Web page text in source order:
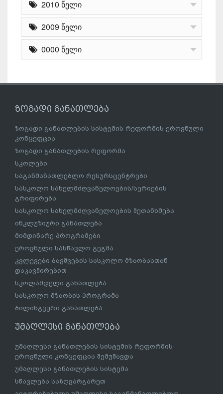
2010 წელი
2009 წელი
0000 წელი
ზოგადი განათლება
ზოგადი განათლების სისტემის რეფორმის ეროვნული
კონცეფცია
ზოგადი განათლების რეფორმა
სკოლები
საგანმანათლებლო რესურსცენტრები
სასკოლო სახელმძღვანელოების/სერიების
გრიფირება
სასკოლო სახელმძღვანელოების შეთანხმება
ინკლუზიური განათლება
მიმდინარე პროგრამები
ეროვნული სასწავლო გეგმა
კვლევები ბავშვების სასკოლო მზაობასთან
დაკავშირებით
სკოლამდელი განათლება
სასკოლო მზაობის პროგრამა
ბილინგვური განათლება
უმაღლესი განათლება
უმაღლესი განათლების სისტემის რეფორმის
ეროვნული კონცეფცია შემუშავდა
უმაღლესი განათლების სისტემა
სწავლება საზღვარგარეთ